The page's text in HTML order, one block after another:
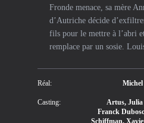
Fronde menace, sa mère
d’Autriche décide
fils pour le mettre à l’abri
remplace par un sosie.
Réal: Michel
Casting:
Artus, Julia
Franck